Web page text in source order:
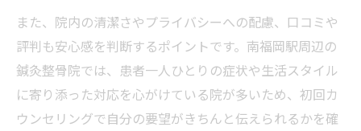
安心感を大切にする鍼灸整骨院の体験ステ
鍼灸整骨院の施術前後で変化を感じるポイ
ント
身体の不調に寄り添う鍼灸整骨院の特徴
また、院内の清潔さやプライバシーへの配慮、口コミや
評判も安心感を判断するポイントです。南福岡駅周辺の
鍼灸整骨院では、患者一人ひとりの症状や生活スタイル
に寄り添った対応を心がけている院が多いため、初回カ
ウンセリングで自分の要望がきちんと伝えられるかを確